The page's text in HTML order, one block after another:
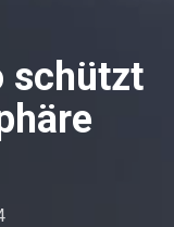
schützt